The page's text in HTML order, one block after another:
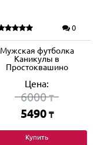
0
Мужская футболка
Каникулы в
Простоквашино
Цена:
6000₸
5490 ₸
Купить